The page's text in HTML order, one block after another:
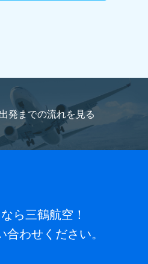
発までの流れを見る
ら三鶴航空！
わせください。